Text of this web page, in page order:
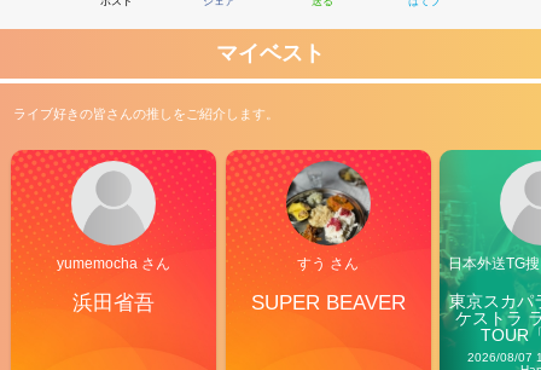
マイベスト
ライブ好きの皆さんの推しをご紹介します。
yumemocha さん
浜田省吾
すう さん
SUPER BEAVER
日本外送TG
東京スカパ
ケストラ
TOUR
2026/08/07